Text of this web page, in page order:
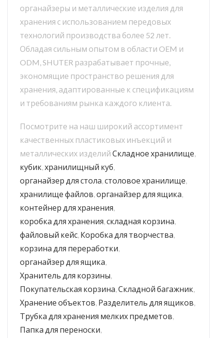
органайзеры и металлические изделия для
хранения с использованием передовых
технологий производства более 52 лет.
Обладая сильным опытом в области OEM и
ODM, SHUTER разрабатывает прочные,
экономящие пространство решения для
хранения, адаптированные к спецификациям
и требованиям рынка каждого клиента.
Посмотрите на наш широкий ассортимент
качественных пластиковых инъекций и
металлических изделий Складное хранилище,
кубик,хранилищный куб,
органайзер для стола,столовое хранилище,
хранилище файлов,органайзер для ящика,
контейнер для хранения,
коробка для хранения,складная корзина,
файловый кейс, Коробка для творчества,
корзина для переработки,
органайзер для ящика,
Хранитель для корзины,
Покупательская корзина,Складной багажник,
Хранение объектов, Разделитель для ящиков,
Трубка для хранения мелких предметов,
Папка для переноски,